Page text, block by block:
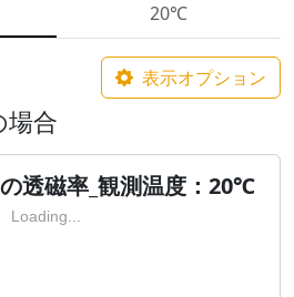
20℃
表示オプション
合
透磁率_観測温度：20℃
Loading...